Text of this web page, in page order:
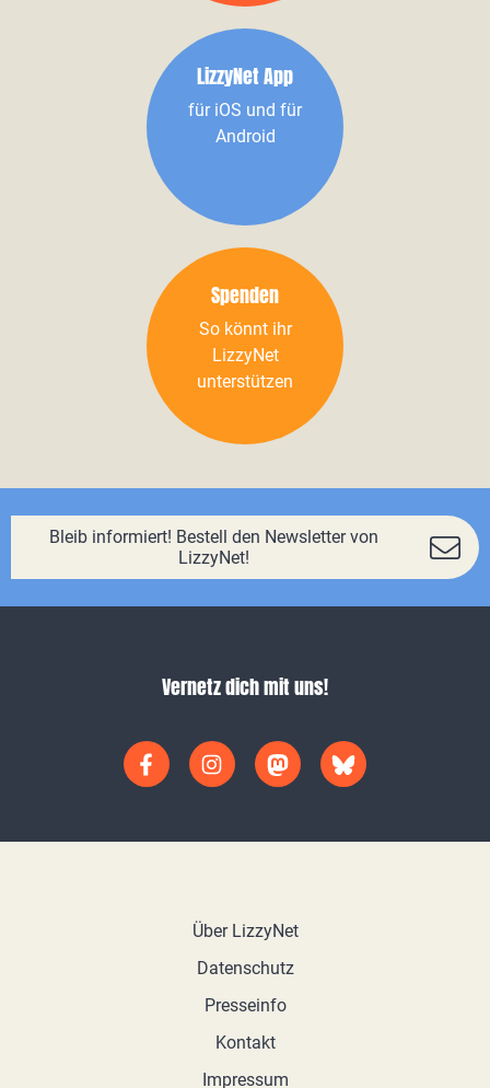
LizzyNet App
für iOS und für
Android
Spenden
So könnt ihr
LizzyNet
unterstützen
Bleib informiert! Bestell den Newsletter von
LizzyNet!
Vernetz dich mit uns!
Über LizzyNet
Datenschutz
Presseinfo
Kontakt
Impressum